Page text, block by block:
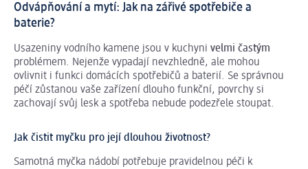
Odvápňování a mytí: Jak na zářivé spotřebiče a
baterie?
Usazeniny vodního kamene jsou v kuchyni velmi častým
problémem. Nejenže vypadají nevzhledně, ale mohou
ovlivnit i funkci domácích spotřebičů a baterií. Se správnou
péčí zůstanou vaše zařízení dlouho funkční, povrchy si
zachovají svůj lesk a spotřeba nebude podezřele stoupat.
Jak čistit myčku pro její dlouhou životnost?
Samotná myčka nádobí potřebuje pravidelnou péči k